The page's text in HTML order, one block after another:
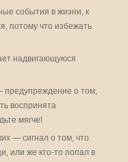
события в жизни, к
потому что избежать
надвигающуюся
о том,
воспринята
мягче!
— сигнал о том, что
или же кто-то попал в